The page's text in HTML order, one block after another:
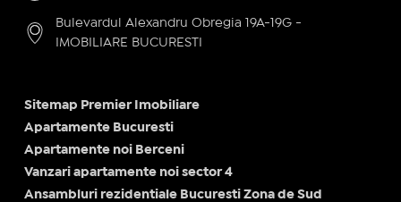
Bulevardul Alexandru Obregia 19A-19G -
IMOBILIARE BUCURESTI
Sitemap Premier Imobiliare
Apartamente Bucuresti
Apartamente noi Berceni
Vanzari apartamente noi sector 4
Ansambluri rezidentiale Bucuresti Zona de Sud